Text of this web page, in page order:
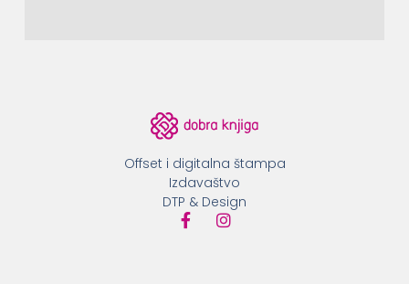
Offset i digitalna štampa
Izdavaštvo
DTP & Design